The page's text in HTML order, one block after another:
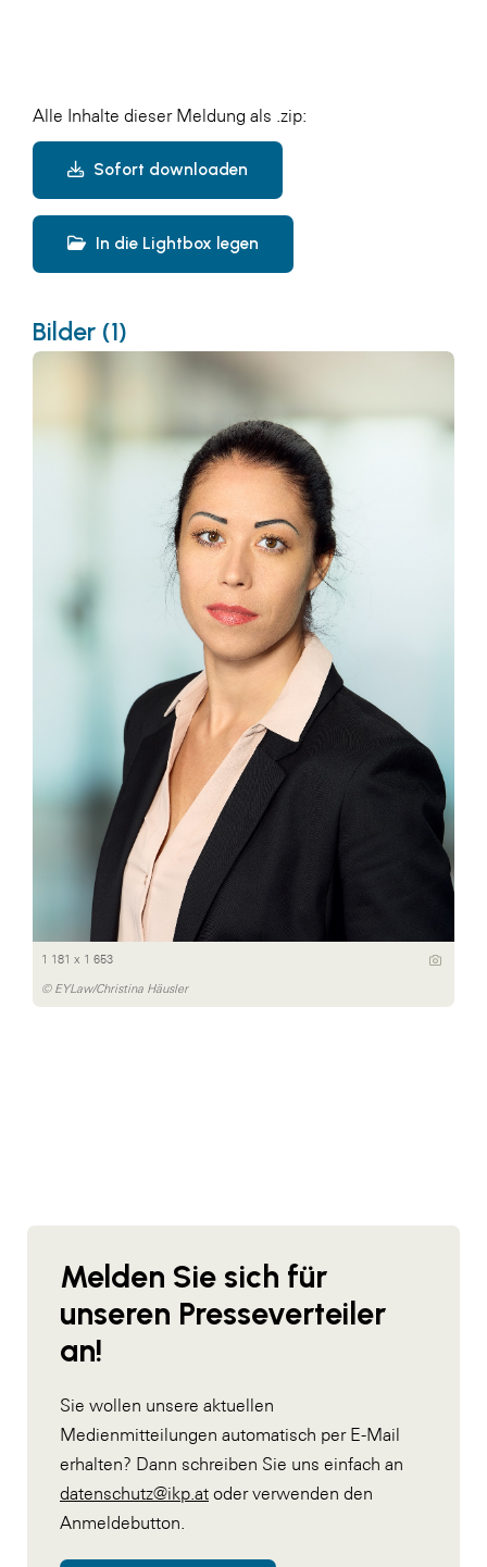
Alle Inhalte dieser Meldung als .zip:
Sofort downloaden
In die Lightbox legen
Bilder (1)
1 181 x 1 653
© EYLaw/Christina Häusler
Melden Sie sich für
unseren Presseverteiler
an!
Sie wollen unsere aktuellen
Medienmitteilungen automatisch per E-Mail
erhalten? Dann schreiben Sie uns einfach an
datenschutz@ikp.at oder verwenden den
Anmeldebutton.